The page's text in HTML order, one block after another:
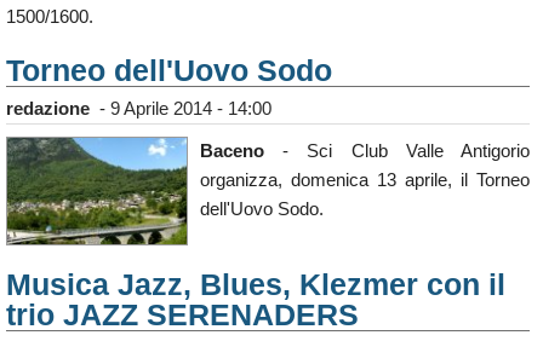
1500/1600.
Torneo dell'Uovo Sodo
redazione - 9 Aprile 2014 - 14:00
Baceno - Sci Club Valle Antigorio
organizza, domenica 13 aprile, il Torneo
dell'Uovo Sodo.
Musica Jazz, Blues, Klezmer con il
trio JAZZ SERENADERS